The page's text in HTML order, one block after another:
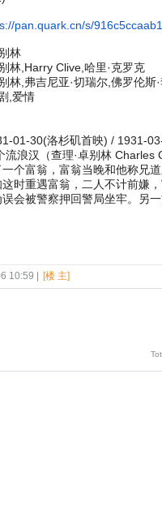
pan.quark.cn/s/
林
林,Harry Clive,哈里·克罗克
林,弗吉尼亚·切瑞尔,佛罗伦斯
,爱情
01-30(洛杉矶首映) / 1931-
流浪汉（查理·卓别林 Charles
个富翁，富翁当晚和他称兄
时重遇富翁，二人不计前嫌
会被警察押回警局坐牢。另
10:59 | [楼 主]